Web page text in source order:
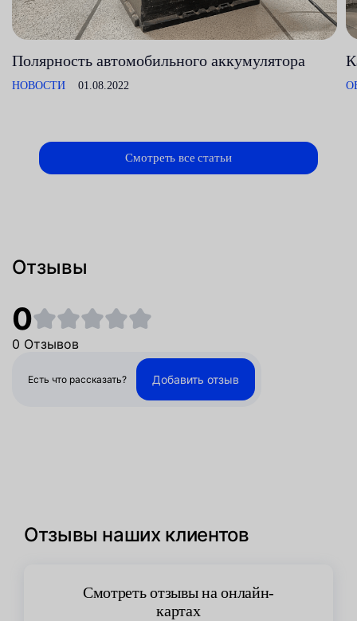
Полярность автомобильного аккумулятора
НОВОСТИ 01.08.2022
Смотреть все статьи
Отзывы
0
0 Отзывов
Есть что рассказать? Добавить отзыв
Отзывы наших клиентов
Смотреть отзывы на онлайн-
картах